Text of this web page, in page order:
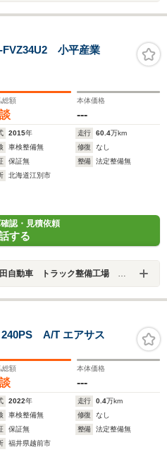
小平産業
総額 本体価格
---
2015年 走行 60.4万km
車検整備無 修復
なし
保証無 整備
法定整備無
北海道江別市
認・見積依頼
する
動車 トラック整備工場 札幌店
A/T エアサス
総額 本体価格
---
2022年 走行 0.4万km
車検整備無 修復
なし
保証無 整備
法定整備無
福井県越前市